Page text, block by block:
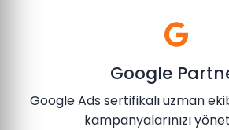
Google
Google Ads sertifikalı uzman
kampanyalarınızı